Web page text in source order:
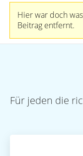
Hier war doch
Beitrag entfernt.
Für jeden die